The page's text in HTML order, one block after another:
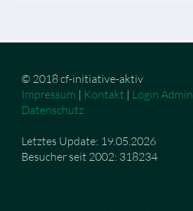
© 2018 cf-initiative-aktiv
Impressum | Kontakt | Login Admin
Datenschutz
Letztes Update: 19.05.2026
Besucher seit 2002: 318234